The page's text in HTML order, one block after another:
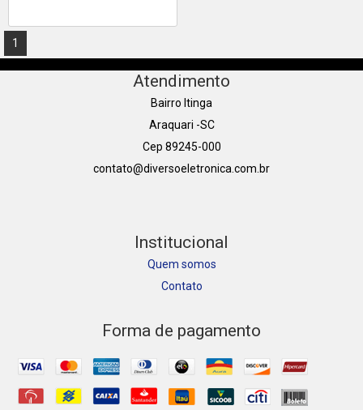
1
Atendimento
Bairro Itinga
Araquari -SC
Cep 89245-000
contato@diversoeletronica.com.br
Institucional
Quem somos
Contato
Forma de pagamento